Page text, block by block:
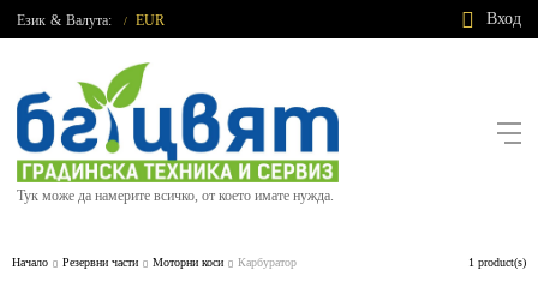
Език & Валута: / EUR Вход
Тук може да намерите всичко, от което имате нужда.
Начало Резервни части Моторни коси Карбуратор 1 product(s)